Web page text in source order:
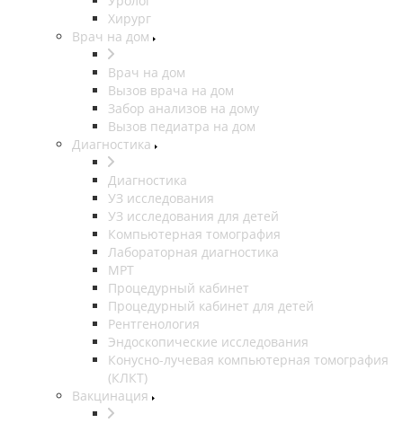
Хирург
Врач на дом
Врач на дом
Вызов врача на дом
Забор анализов на дому
Вызов педиатра на дом
Диагностика
Диагностика
УЗ исследования
УЗ исследования для детей
Компьютерная томография
Лабораторная диагностика
МРТ
Процедурный кабинет
Процедурный кабинет для детей
Рентгенология
Эндоскопические исследования
Конусно-лучевая компьютерная томография
(КЛКТ)
Вакцинация